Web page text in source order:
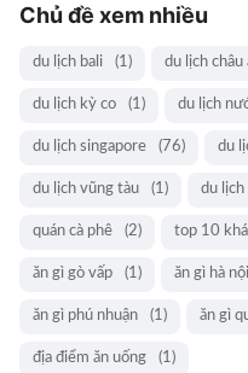
Chủ đề xem nhiều
du lịch bali (1) du lịch châu
du lịch kỳ co (1) du lịch
du lịch singapore (76) du
du lịch vũng tàu (1) du lịch
quán cà phê (2) top 10
ăn gì gò vấp (1) ăn gì hà nội
ăn gì phú nhuận (1) ăn gì
địa điểm ăn uống (1)